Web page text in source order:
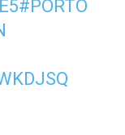
#PORTO